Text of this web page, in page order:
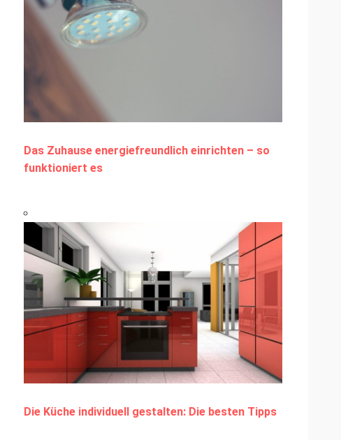
Das Zuhause energiefreundlich einrichten – so
funktioniert es
Die Küche individuell gestalten: Die besten Tipps